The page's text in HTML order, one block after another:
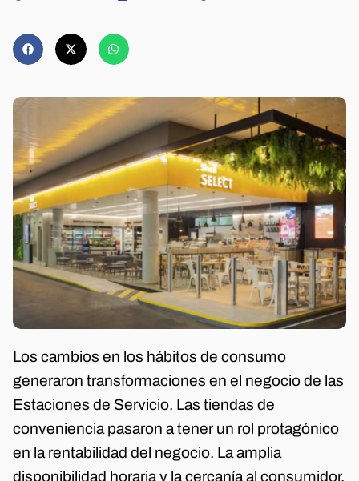
Los cambios en los hábitos de consumo
generaron transformaciones en el negocio de las
Estaciones de Servicio. Las tiendas de
conveniencia pasaron a tener un rol protagónico
en la rentabilidad del negocio. La amplia
disponibilidad horaria y la cercanía al consumidor,